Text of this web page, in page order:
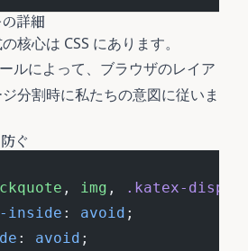
詳細
核心は CSS にあります。
ルによって、ブラウザのレイア
分割時に私たちの意図に従いま
ぐ
, img ,
.katex-
inside
: avoid ;
: avoid ;